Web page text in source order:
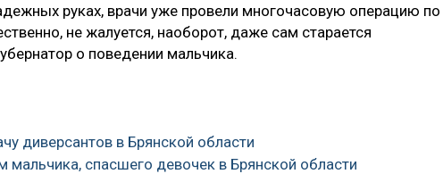
руках, врачи уже провели многочасовую операцию по
не жалуется, наоборот, даже сам старается
о поведении мальчика.
диверсантов в Брянской области
спасшего девочек в Брянской области